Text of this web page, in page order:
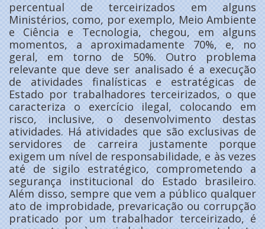
percentual de terceirizados em alguns
Ministérios, como, por exemplo, Meio Ambiente
e Ciência e Tecnologia, chegou, em alguns
momentos, a aproximadamente 70%, e, no
geral, em torno de 50%. Outro problema
relevante que deve ser analisado é a execução
de atividades finalísticas e estratégicas de
Estado por trabalhadores terceirizados, o que
caracteriza o exercício ilegal, colocando em
risco, inclusive, o desenvolvimento destas
atividades. Há atividades que são exclusivas de
servidores de carreira justamente porque
exigem um nível de responsabilidade, e às vezes
até de sigilo estratégico, comprometendo a
segurança institucional do Estado brasileiro.
Além disso, sempre que vem a público qualquer
ato de improbidade, prevaricação ou corrupção
praticado por um trabalhador terceirizado, é